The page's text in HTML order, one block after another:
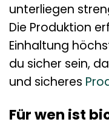
unterliegen
Die Produktion
Einhaltung
du sicher sein,
und sicheres
Für wen ist